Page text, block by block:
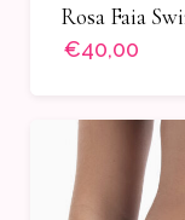
Rosa Faia
€40,00